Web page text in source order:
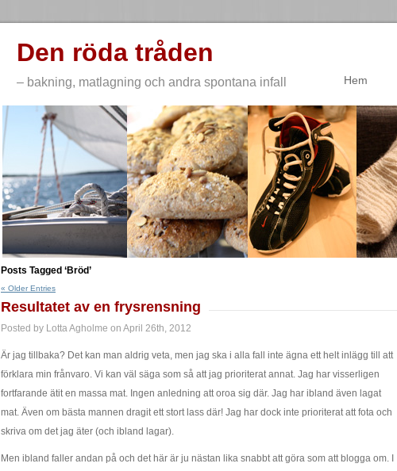
Den röda tråden
– bakning, matlagning och andra spontana infall Hem
Posts Tagged ‘Bröd’
« Older Entries
Resultatet av en frysrensning
Posted by Lotta Agholme on April 26th, 2012
Är jag tillbaka? Det kan man aldrig veta, men jag ska i alla fall inte ägna ett helt inlägg till att
förklara min frånvaro. Vi kan väl säga som så att jag prioriterat annat. Jag har visserligen
fortfarande ätit en massa mat. Ingen anledning att oroa sig där. Jag har ibland även lagat
mat. Även om bästa mannen dragit ett stort lass där! Jag har dock inte prioriterat att fota och
skriva om det jag äter (och ibland lagar).
Men ibland faller andan på och det här är ju nästan lika snabbt att göra som att blogga om. I